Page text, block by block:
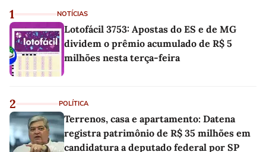
1 NOTÍCIAS
Lotofácil 3753: Apostas do ES e de MG
dividem o prêmio acumulado de R$ 5
milhões nesta terça-feira
2 POLÍTICA
Terrenos, casa e apartamento: Datena
registra patrimônio de R$ 35 milhões em
candidatura a deputado federal por SP